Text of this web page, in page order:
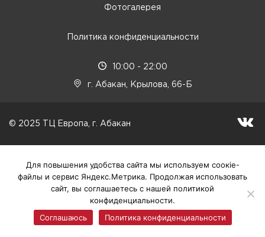
Фотогалерея
Политика конфиденциальности
10:00 - 22:00
г. Абакан, Крылова, 66-Б
© 2025 ТЦ Европа, г. Абакан
Для повышения удобства сайта мы используем соокіе-
файлы и сервис Яндекс.Метрика. Продолжая использовать
сайт, вы соглашаетесь с нашей политикой
конфиденциальности.
Соглашаюсь
Политика конфиденциальности